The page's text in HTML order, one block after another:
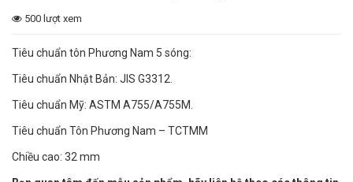
500 lượt xem
Tiêu chuẩn tôn Phương Nam 5 sóng:
Tiêu chuẩn Nhật Bản: JIS G3312.
Tiêu chuẩn Mỹ: ASTM A755/A755M.
Tiêu chuẩn Tôn Phương Nam – TCTMM
Chiều cao: 32 mm